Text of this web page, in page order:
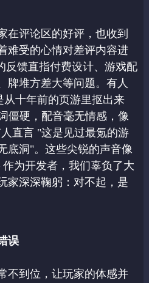
在评论区的好评，也收到
难受的心情对差评内容进
反馈直指付费设计、游戏配
牌堆方差大等问题。有人
十年前的页游里抠出来
僵硬，配音毫无情感，像
直言 "这是见过最氪的游
底洞"。这些尖锐的声音像
为开发者，我们辜负了大
家深深鞠躬：对不起，是
误
不到位，让玩家的体感并